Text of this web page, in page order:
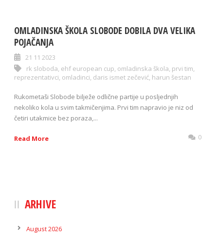
OMLADINSKA ŠKOLA SLOBODE DOBILA DVA VELIKA
POJAČANJA
21 11 2023
rk sloboda ehf european cup omladinska škola prvi tim
reprezentativci omladinci daris ismet zečević harun šestan
Rukometaši Slobode bilježe odlične partije u posljednjih
nekoliko kola u svim takmičenjima. Prvi tim napravio je niz od
četiri utakmice bez poraza,...
Read More 0
ARHIVE
August 2026